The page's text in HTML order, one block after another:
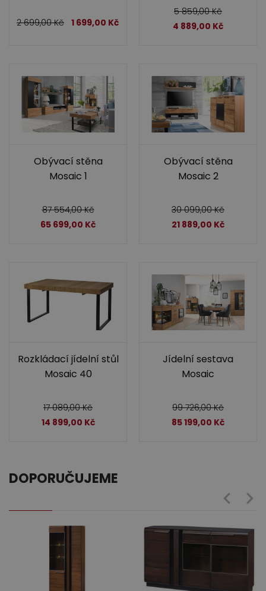
2 699,00Kč 1 699,00 Kč
5 859,00Kč
4 889,00 Kč
Obývací stěna
Mosaic 1
87 554,00Kč
65 699,00 Kč
Obývací stěna
Mosaic 2
30 099,00Kč
21 889,00 Kč
Rozkládací jídelní stůl
Mosaic 40
17 089,00Kč
14 899,00 Kč
Jídelní sestava
Mosaic
99 726,00Kč
85 199,00 Kč
DOPORUČUJEME